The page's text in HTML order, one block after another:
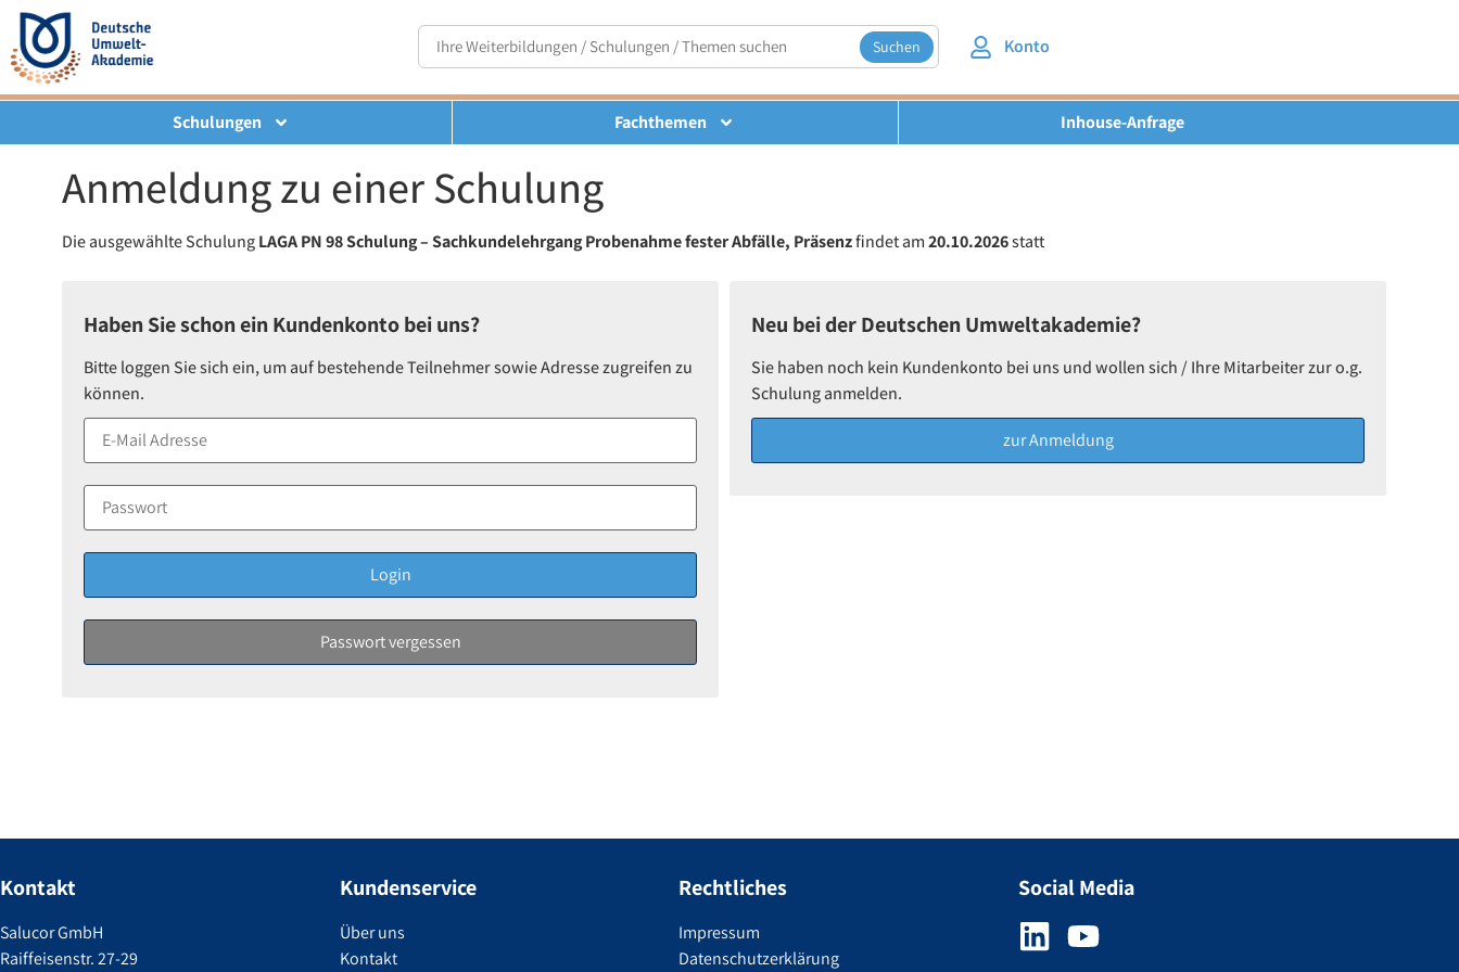
Suchen Konto
Schulungen Fachthemen Inhouse-Anfrage
Anmeldung zu einer Schulung
Die ausgewählte SchulungLAGA PN 98 Schulung – Sachkundelehrgang Probenahme fester Abfälle, Präsenzfindet am20.10.2026statt
Haben Sie schon ein Kundenkonto bei uns?
Bitte loggen Sie sich ein, um auf bestehende Teilnehmer sowie Adresse zugreifen zu
können.
Neu bei der Deutschen Umweltakademie?
Sie haben noch kein Kundenkonto bei uns und wollen sich / Ihre Mitarbeiter zur o.g.
Schulung anmelden.
Kontakt
Salucor GmbH
Raiffeisenstr. 27-29
Kundenservice
Über uns
Kontakt
Rechtliches
Impressum
Datenschutzerklärung
Social Media